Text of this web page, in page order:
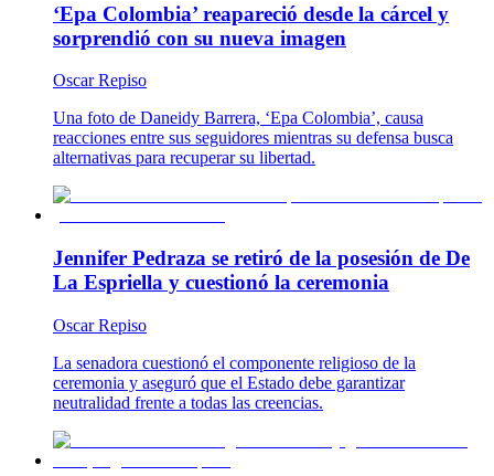
‘Epa Colombia’ reapareció desde la cárcel y
sorprendió con su nueva imagen
Oscar Repiso
Una foto de Daneidy Barrera, ‘Epa Colombia’, causa
reacciones entre sus seguidores mientras su defensa busca
alternativas para recuperar su libertad.
Jennifer Pedraza se retiró de la posesión de De
La Espriella y cuestionó la ceremonia
Oscar Repiso
La senadora cuestionó el componente religioso de la
ceremonia y aseguró que el Estado debe garantizar
neutralidad frente a todas las creencias.